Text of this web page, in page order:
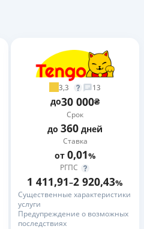
3,3 13
до30 000₴
Срок
до 360 дней
Ставка
от 0,01%
РГПС
1 411,91–2 920,43%
Существенные характеристики
услуги
Предупреждение о возможных
последствиях